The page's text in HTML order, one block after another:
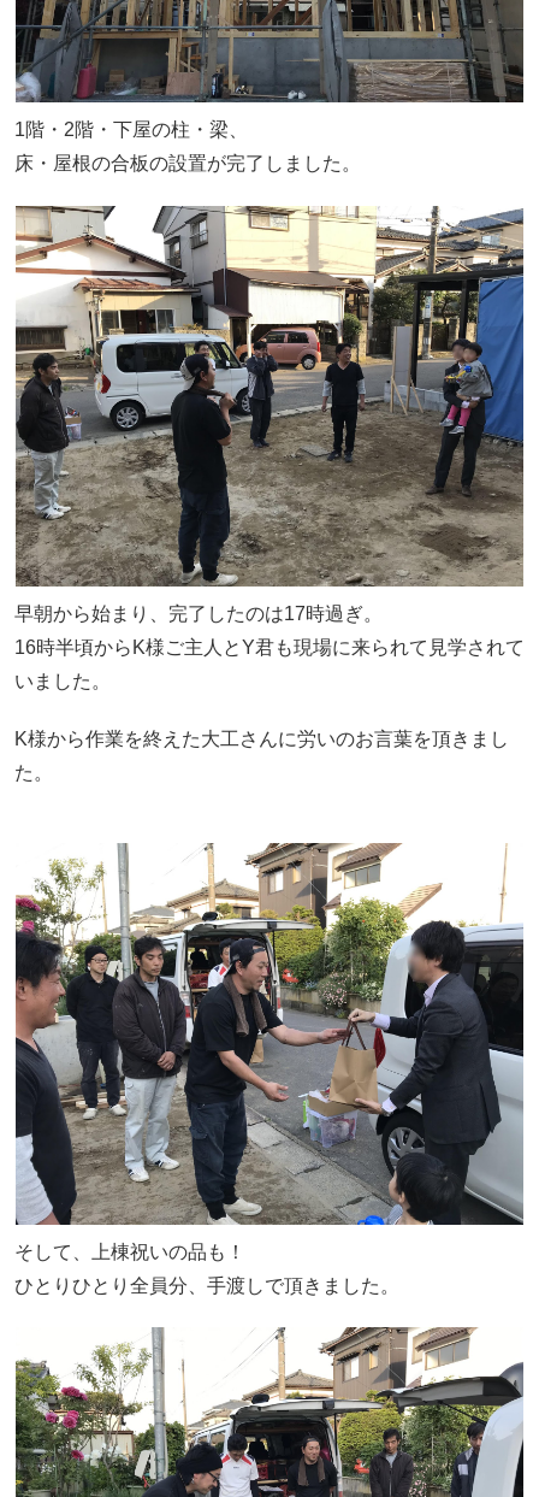
1階・2階・下屋の柱・梁、
床・屋根の合板の設置が完了しました。
早朝から始まり、完了したのは17時過ぎ。
16時半頃からK様ご主人とY君も現場に来られて見学されて
いました。
K様から作業を終えた大工さんに労いのお言葉を頂きまし
た。
そして、上棟祝いの品も！
ひとりひとり全員分、手渡しで頂きました。